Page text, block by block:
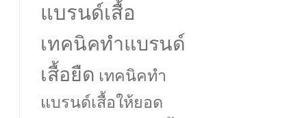
แบรนด์เสื้อ
เทคนิคทำแบรนด์
เสื้อยืด เทคนิคทำ
แบรนด์เสื้อให้ยอด